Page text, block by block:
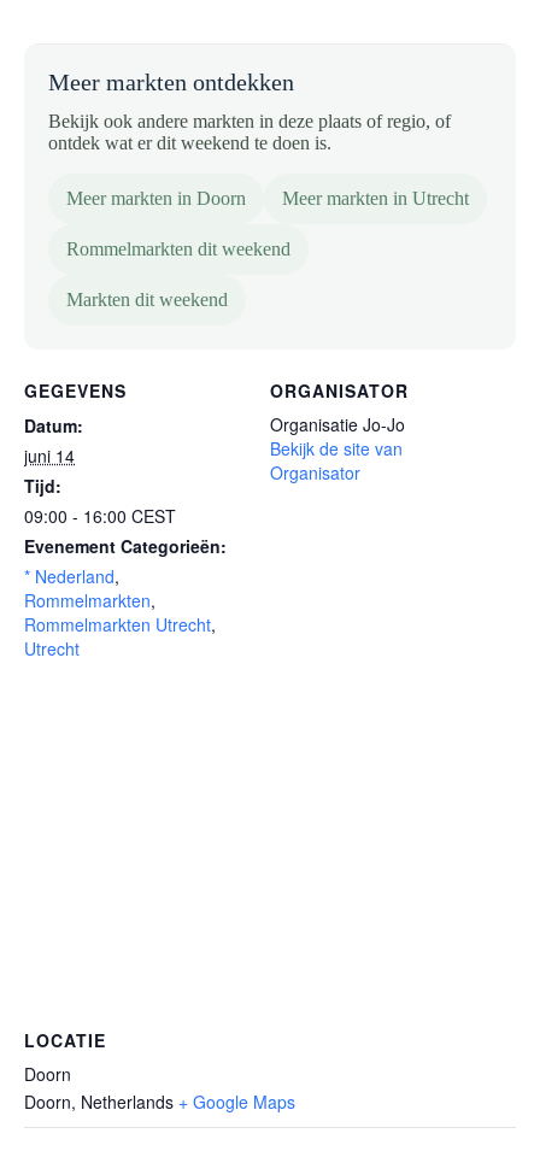
Meer markten ontdekken
Bekijk ook andere markten in deze plaats of regio, of
ontdek wat er dit weekend te doen is.
Meer markten in Doorn Meer markten in Utrecht
Rommelmarkten dit weekend
Markten dit weekend
GEGEVENS
Datum:
juni 14
Tijd:
09:00 - 16:00 CEST
Evenement Categorieën:
* Nederland,
Rommelmarkten,
Rommelmarkten Utrecht,
Utrecht
ORGANISATOR
Organisatie Jo-Jo
Bekijk de site van
Organisator
LOCATIE
Doorn
Doorn, Netherlands + Google Maps